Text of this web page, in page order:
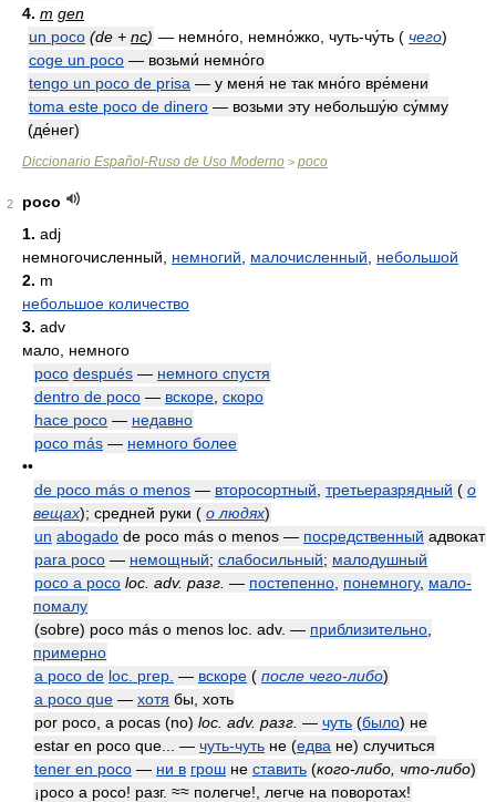
4. m gen
un poco (de + nc) — немно́го, немно́жко, чуть-чу́ть ( чего)
coge un poco — возьми́ немно́го
tengo un poco de prisa — у меня́ не так мно́го вре́мени
toma este poco de dinero — возьми эту небольшу́ю су́мму
(де́нег)
Diccionario Español-Ruso de Uso Moderno > poco
2
poco
1. adj
немногочисленный, немногий малочисленный
небольшой
2. m
небольшое количество
3. adv
мало, немного
poco después — немного спустя
dentro de poco — вскоре скоро
hace poco — недавно
poco más — немного более
••
de poco más o menos — второсортный третьеразрядный ( о
вещах); средней руки ( о людях)
un abogado de poco más o menos — посредственный адвокат
para poco — немощный; слабосильный; малодушный
poco a poco loc. adv. разг. — постепенно понемногу, мало-
помалу
(sobre) poco más o menos loc. adv. — приблизительно
примерно
a poco de loc. prep. — вскоре ( после чего-либо)
a poco que — хотя бы, хоть
por poco, a pocas (no) loc. adv. разг. — чуть (было) не
estar en poco que... — чуть-чуть не (едва не) случиться
tener en poco — ни в грош не ставить (кого-либо, что-либо)
¡poco a poco! разг. ≈≈ полегче!, легче на поворотах!